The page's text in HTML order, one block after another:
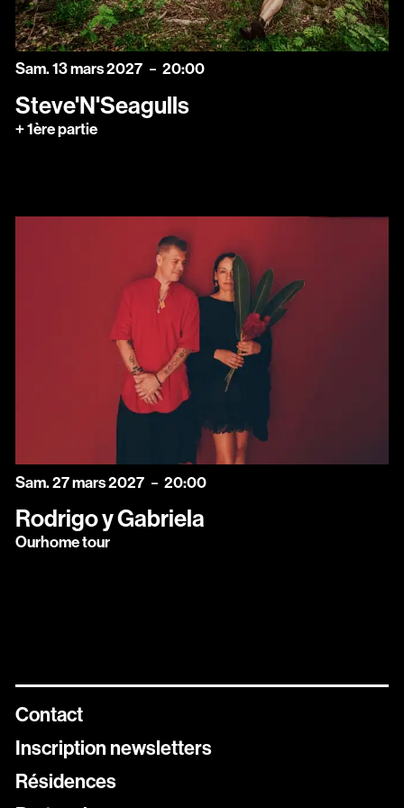
samedi
Sam.13mars
mars2027 20:00
Steve'N'Seagulls
+ 1ère partie
samedi
Sam.27mars
mars2027 20:00
Rodrigo y Gabriela
Ourhome tour
Contact
Inscription newsletters
Résidences